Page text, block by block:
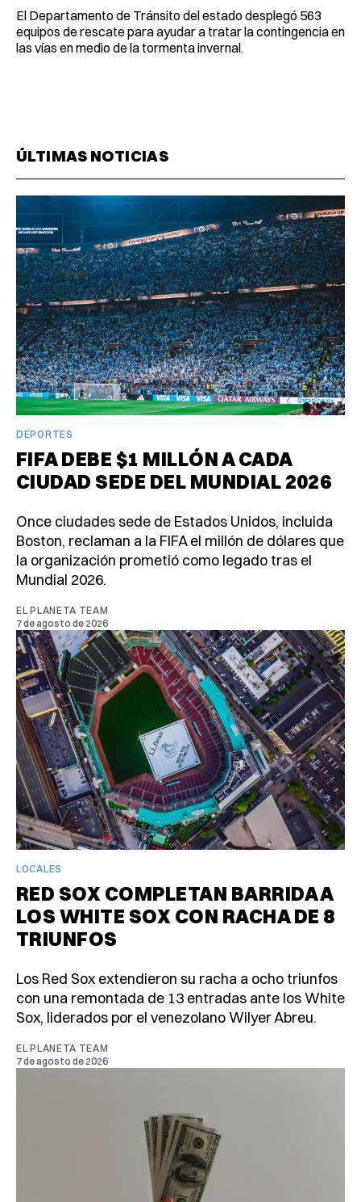
El Departamento de Tránsito del estado desplegó 563
equipos de rescate para ayudar a tratar la contingencia en
las vías en medio de la tormenta invernal.
ÚLTIMAS NOTICIAS
DEPORTES
FIFA DEBE $1 MILLÓN A CADA
CIUDAD SEDE DEL MUNDIAL 2026
Once ciudades sede de Estados Unidos, incluida
Boston, reclaman a la FIFA el millón de dólares que
la organización prometió como legado tras el
Mundial 2026.
EL PLANETA TEAM
7 de agosto de 2026
LOCALES
RED SOX COMPLETAN BARRIDA A
LOS WHITE SOX CON RACHA DE 8
TRIUNFOS
Los Red Sox extendieron su racha a ocho triunfos
con una remontada de 13 entradas ante los White
Sox, liderados por el venezolano Wilyer Abreu.
EL PLANETA TEAM
7 de agosto de 2026